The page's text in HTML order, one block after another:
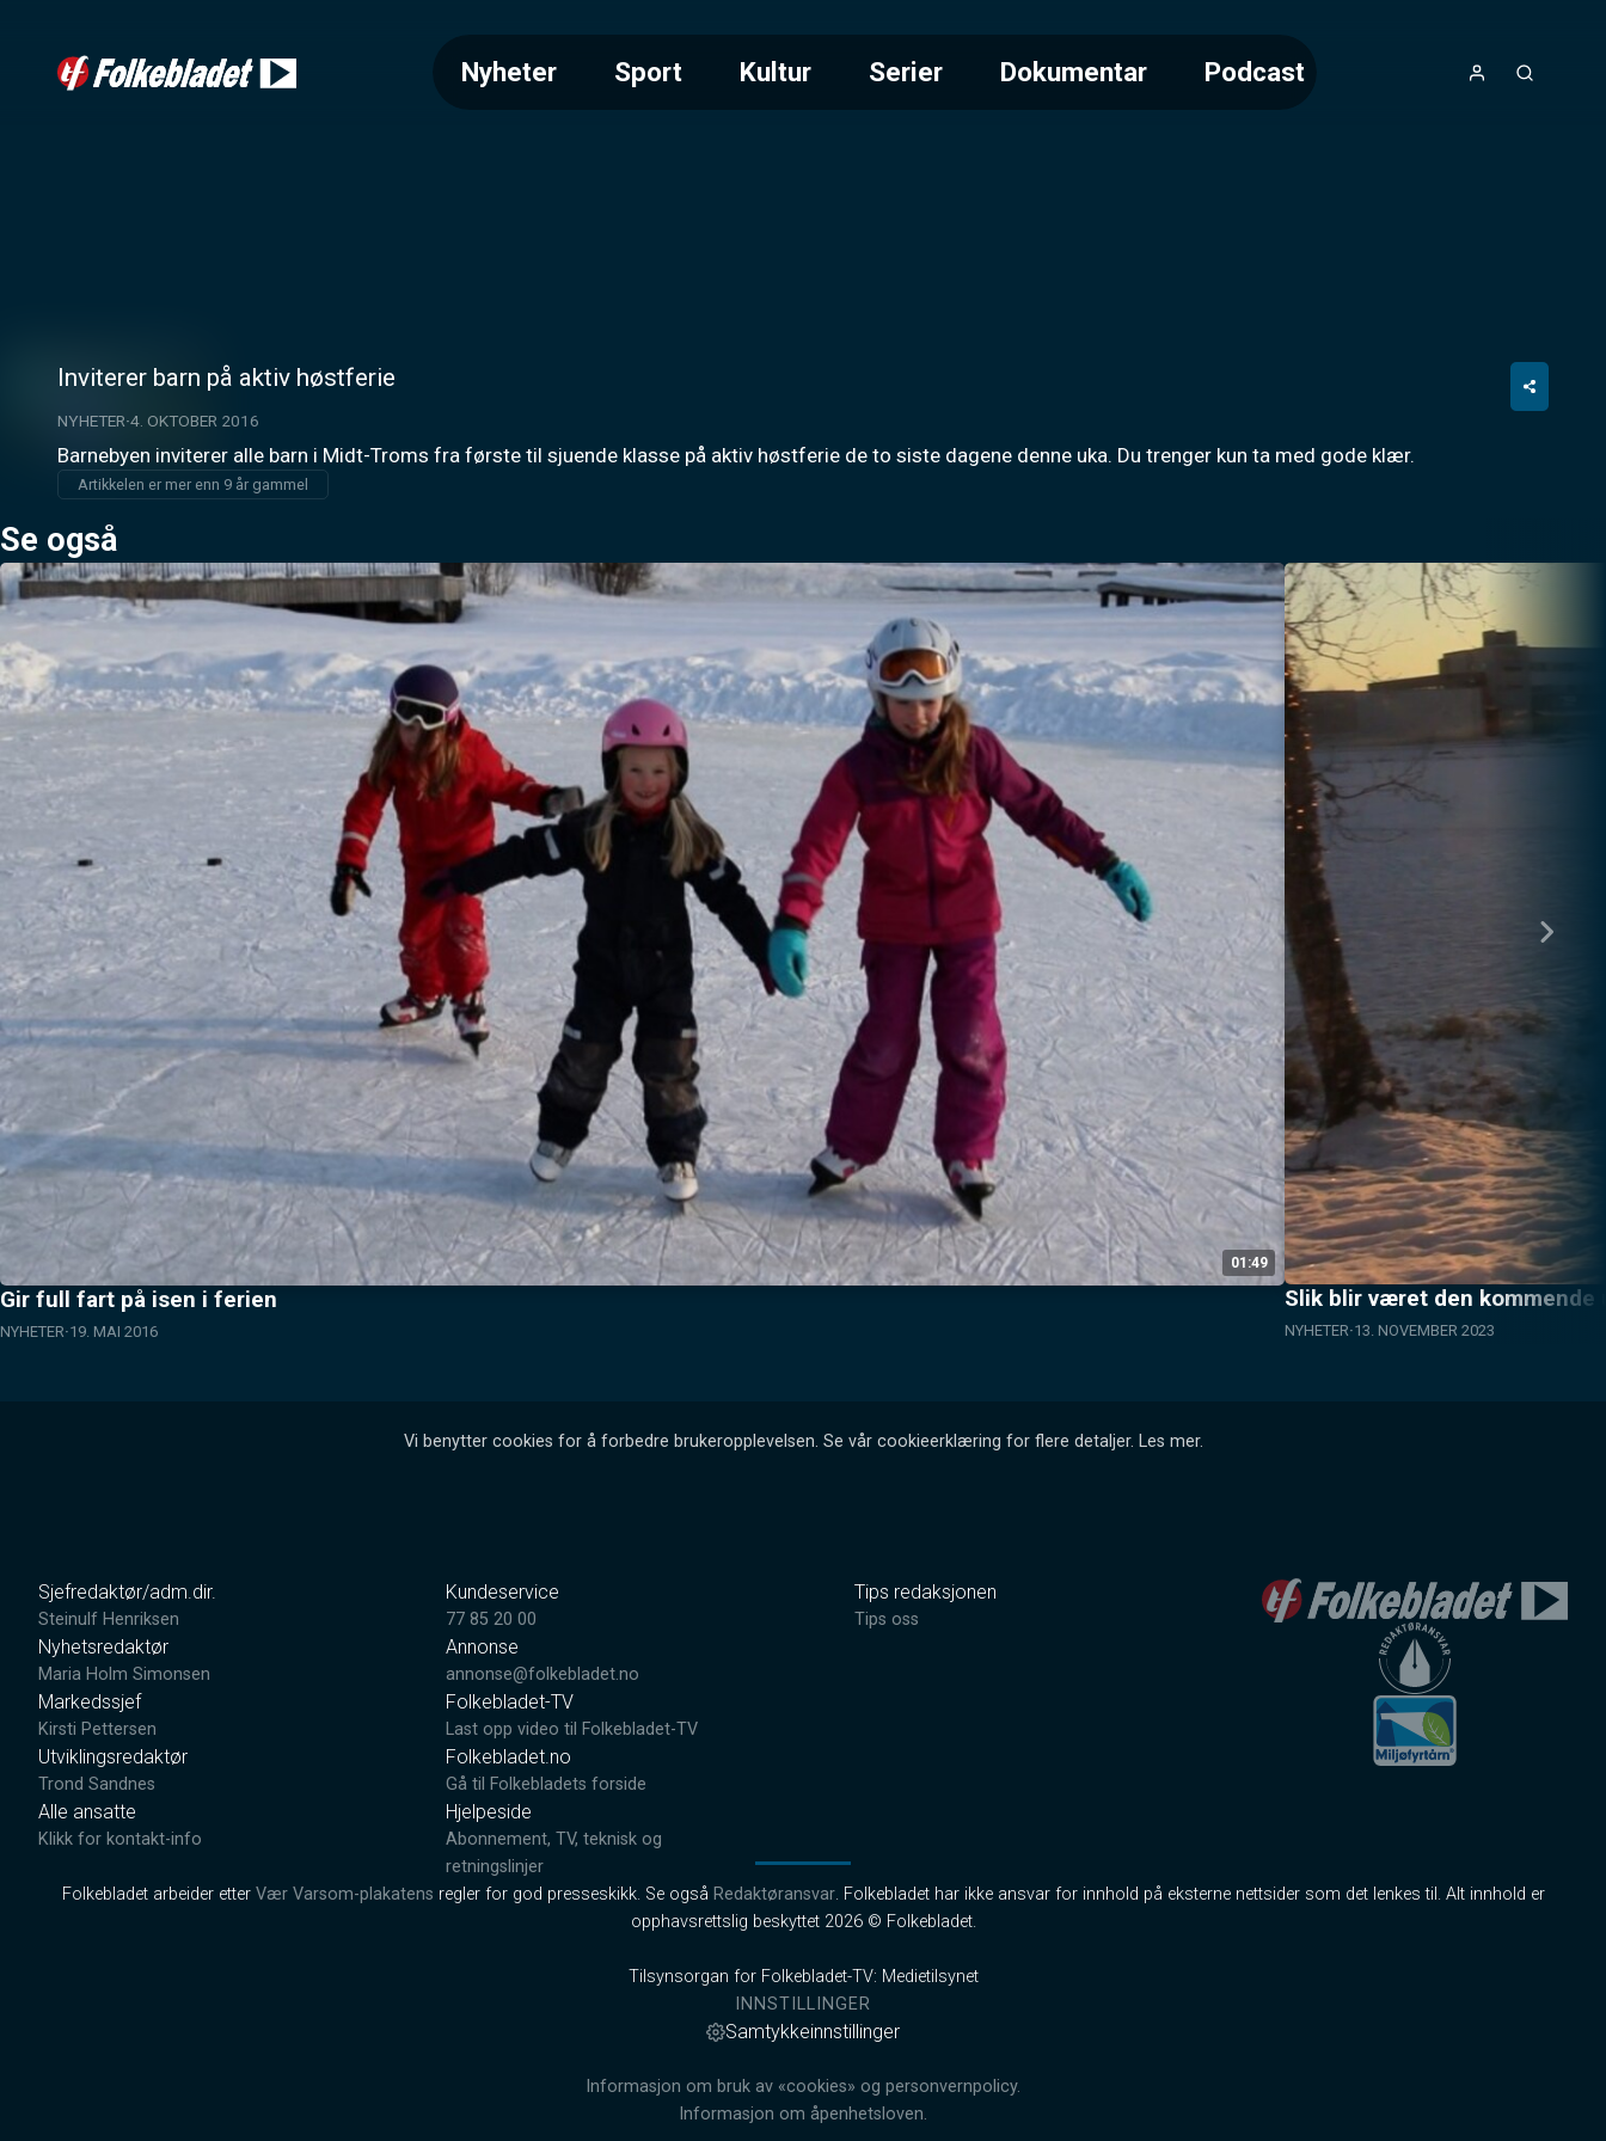
Nyheter Sport Kultur Serier Dokumentar Podcast
Inviterer barn på aktiv høstferie
NYHETER 4. OKTOBER 2016
Barnebyen inviterer alle barn i Midt-Troms fra første til sjuende klasse på aktiv høstferie de to siste dagene denne uka. Du trenger kun ta med gode klær.
Artikkelen er mer enn 9 år gammel
Se også
01:49
Gir full fart på isen i ferien
NYHETER 19. MAI 2016
Slik blir været den kommende
NYHETER 13. NOVEMBER 2023
Vi benytter cookies for å forbedre brukeropplevelsen. Se vår cookieerklæring for flere detaljer. Les mer.
Sjefredaktør/adm.dir.
Steinulf Henriksen
Nyhetsredaktør
Maria Holm Simonsen
Markedssjef
Kirsti Pettersen
Utviklingsredaktør
Trond Sandnes
Alle ansatte
Klikk for kontakt-info
Kundeservice
77 85 20 00
Annonse
annonse@folkebladet.no
Folkebladet-TV
Last opp video til Folkebladet-TV
Folkebladet.no
Gå til Folkebladets forside
Hjelpeside
Abonnement, TV, teknisk og
retningslinjer
Tips redaksjonen
Tips oss
Folkebladet arbeider etter Vær Varsom-plakatens regler for god presseskikk. Se også Redaktøransvar. Folkebladet har ikke ansvar for innhold på eksterne nettsider som det lenkes til. Alt innhold er
opphavsrettslig beskyttet 2026 © Folkebladet.
Tilsynsorgan for Folkebladet-TV: Medietilsynet
INNSTILLINGER
Samtykkeinnstillinger
Informasjon om bruk av «cookies» og personvernpolicy.
Informasjon om åpenhetsloven.